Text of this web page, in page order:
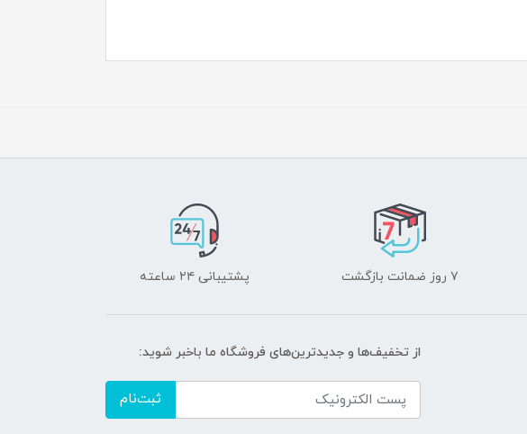
۷ روز ضمانت بازگشت پشتیبانی ۲۴ ساعته
از تخفیف‌ها و جدیدترین‌های فروشگاه ما باخبر شوید:
ثبت‌نام